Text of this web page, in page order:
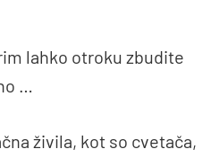
lahko otroku zbudite
…
živila, kot so cvetača,